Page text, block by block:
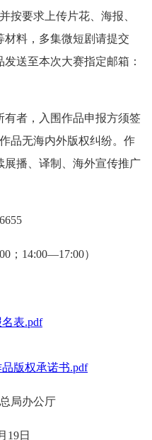
按要求上传片花、海报、
料，多集微短剧请提交
送至本次大赛指定邮箱：
有者，入围作品申报方须签
品无海内外版权纠纷。作
播、译制、海外宣传推广
；14:00—17:00）
表.pdf
版权承诺书.pdf
局办公厅
19日